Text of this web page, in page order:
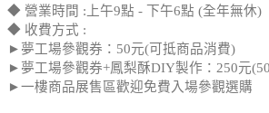
◆ 營業時間 :上午9點 - 下午6點 (全年無休)
◆ 收費方式 :
►夢工場參觀券：50元(可抵商品消費)
►夢工場參觀券+鳳梨酥DIY製作：250元
►一樓商品展售區歡迎免費入場參觀選購